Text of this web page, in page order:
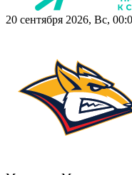
20 сентября 2026, Вс,